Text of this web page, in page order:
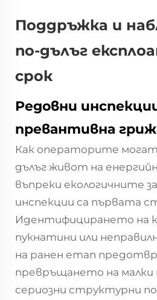
Поддръжка и
по-дълъг
срок
Редовни
превантивна
Как операторите
дълъг живот на
въпреки екологичните
инспекции са първата
Идентифицирането на
пукнатини или
на ранен етап
превръщането на малки
сериозни структурни